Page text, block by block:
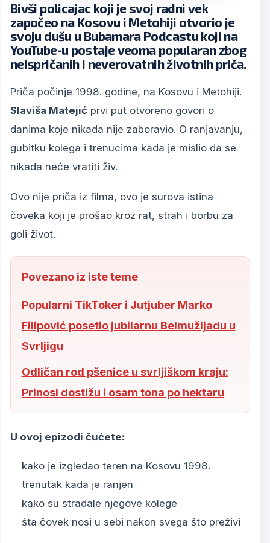
Bivši policajac koji je svoj radni vek
započeo na Kosovu i Metohiji otvorio je
svoju dušu u Bubamara Podcastu koji na
YouTube-u postaje veoma popularan zbog
neispričanih i neverovatnih životnih priča.
Priča počinje 1998. godine, na Kosovu i Metohiji.
Slaviša Matejić prvi put otvoreno govori o
danima koje nikada nije zaboravio. O ranjavanju,
gubitku kolega i trenucima kada je mislio da se
nikada neće vratiti živ.
Ovo nije priča iz filma, ovo je surova istina
čoveka koji je prošao kroz rat, strah i borbu za
goli život.
Povezano iz iste teme
Popularni TikToker i Jutjuber Marko
Filipović posetio jubilarnu Belmužijadu u
Svrljigu
Odličan rod pšenice u svrljiškom kraju:
Prinosi dostižu i osam tona po hektaru
U ovoj epizodi čućete:
kako je izgledao teren na Kosovu 1998.
trenutak kada je ranjen
kako su stradale njegove kolege
šta čovek nosi u sebi nakon svega što preživi